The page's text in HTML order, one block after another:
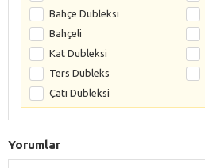
Bahçe Dubleksi
Bahçeli
Kat Dubleksi
Ters Dubleks
Çatı Dubleksi
Yorumlar